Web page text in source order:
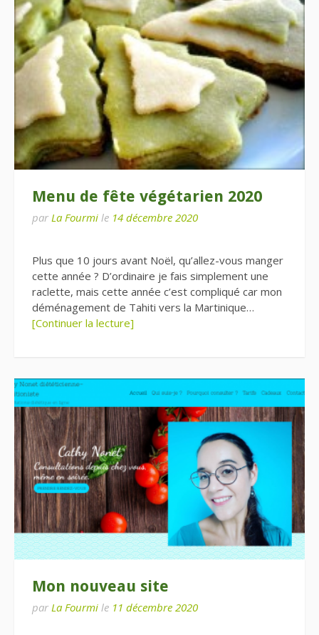
Menu de fête végétarien 2020
par La Fourmi le 14 décembre 2020
Plus que 10 jours avant Noël, qu’allez-vous manger
cette année ? D’ordinaire je fais simplement une
raclette, mais cette année c’est compliqué car mon
déménagement de Tahiti vers la Martinique…
[Continuer la lecture]
Mon nouveau site
par La Fourmi le 11 décembre 2020